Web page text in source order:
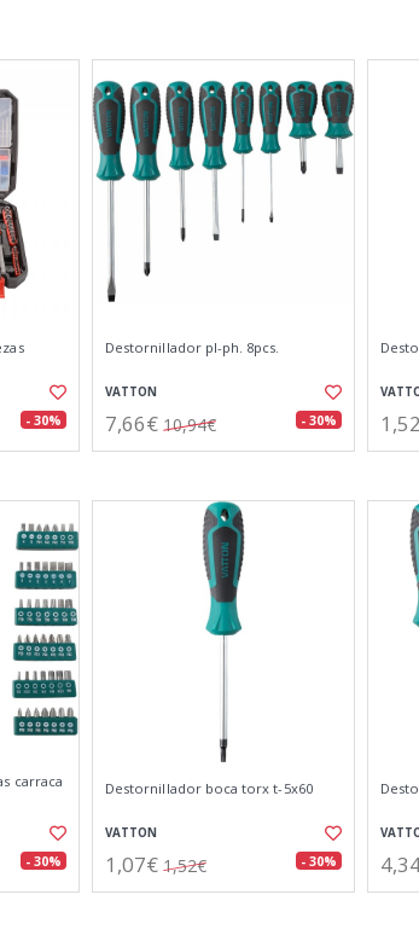
- 30%
Destornillador pl-ph. 8pcs.
VATTON
7,66€ 10,94€ - 30%
carraca
- 30%
Destornillador boca torx t-5x60
VATTON
1,07€ 1,52€ - 30%